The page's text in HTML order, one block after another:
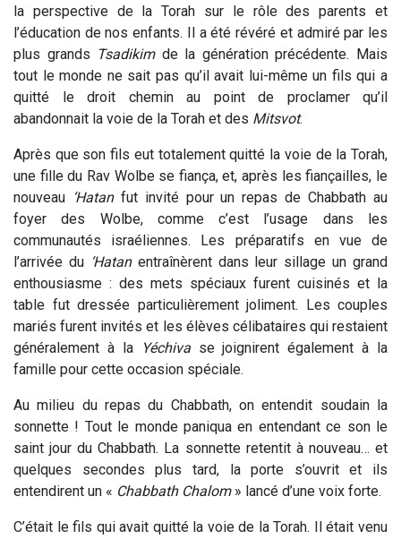
la perspective de la Torah sur le rôle des parents et
l’éducation de nos enfants. Il a été révéré et admiré par les
plus grands Tsadikimde la génération précédente. Mais
tout le monde ne sait pas qu’il avait lui-même un fils qui a
quitté le droit chemin au point de proclamer qu’il
abandonnait la voie de la Torah et des Mitsvot.
Après que son fils eut totalement quitté la voie de la Torah,
une fille du Rav Wolbe se fiança, et, après les fiançailles, le
nouveau ‘Hatanfut invité pour un repas de Chabbath au
foyer des Wolbe, comme c’est l’usage dans les
communautés israéliennes. Les préparatifs en vue de
l’arrivée du ‘Hatanentraînèrent dans leur sillage un grand
enthousiasme : des mets spéciaux furent cuisinés et la
table fut dressée particulièrement joliment. Les couples
mariés furent invités et les élèves célibataires qui restaient
généralement à laYéchivase joignirent également à la
famille pour cette occasion spéciale.
Au milieu du repas du Chabbath, on entendit soudain la
sonnette ! Tout le monde paniqua en entendant ce son le
saint jour du Chabbath. La sonnette retentit à nouveau… et
quelques secondes plus tard, la porte s’ouvrit et ils
entendirent un « Chabbath Chalom» lancé d’une voix forte.
C’était le fils qui avait quitté la voie de la Torah. Il était venu